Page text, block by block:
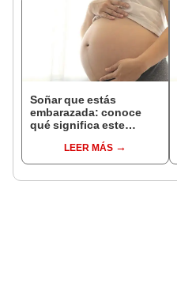
Soñar que estás
embarazada: conoce
qué significa este
LEER MÁS